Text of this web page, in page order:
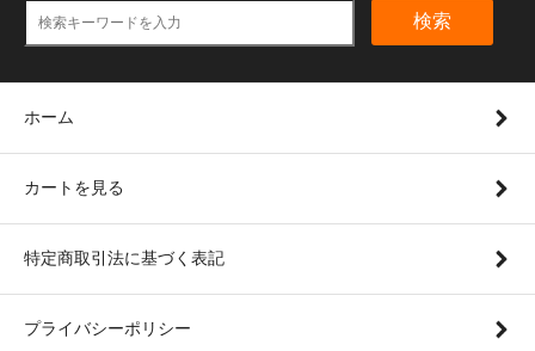
検索
ホーム
カートを見る
特定商取引法に基づく表記
プライバシーポリシー